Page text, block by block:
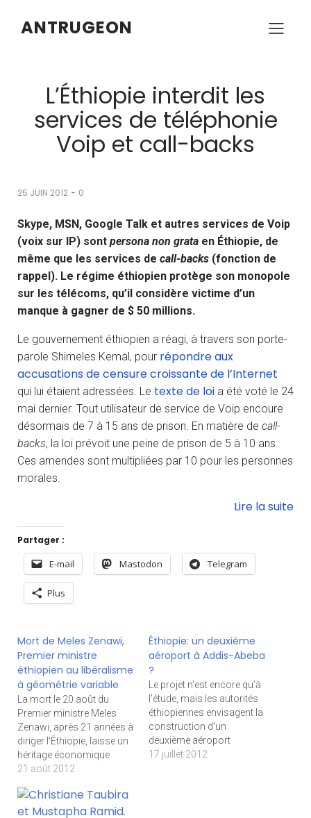
ANTRUGEON
L’Éthiopie interdit les
services de téléphonie
Voip et call-backs
25 JUIN 2012 - 0
Skype, MSN, Google Talk et autres services de Voip
(voix sur IP) sont persona non grata en Éthiopie, de
même que les services de call-backs (fonction de
rappel). Le régime éthiopien protège son monopole
sur les télécoms, qu’il considère victime d’un
manque à gagner de $ 50 millions.
Le gouvernement éthiopien a réagi, à travers son porte-
parole Shimeles Kemal, pour répondre aux
accusations de censure croissante de l’Internet
qui lui étaient adressées. Le texte de loi a été voté le 24
mai dernier. Tout utilisateur de service de Voip encoure
désormais de 7 à 15 ans de prison. En matière de call-
backs, la loi prévoit une peine de prison de 5 à 10 ans.
Ces amendes sont multipliées par 10 pour les personnes
morales.
Lire la suite
Partager :
E-mail Mastodon Telegram
Plus
Mort de Meles Zenawi,
Premier ministre
éthiopien au libéralisme
à géométrie variable
La mort le 20 août du
Premier ministre Meles
Zenawi, après 21 années à
diriger l'Éthiopie, laisse un
héritage économique
considérable. Mais derrière
libéral, le dirigisme
népotique de M. Zenawi
21 août 2012
Éthiopie: un deuxième
aéroport à Addis-Abeba
?
Le projet n’est encore qu’à
l’étude, mais les autorités
éthiopiennes envisagent la
construction d’un
deuxième aéroport
international pour la
17 juillet 2012